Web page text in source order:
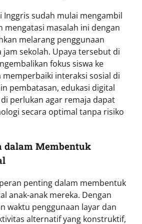
Inggris sudah mulai mengambil
mengatasi masalah ini dengan
melarang penggunaan
sekolah. Upaya tersebut di
fokus siswa ke
interaksi sosial di
pembatasan, edukasi digital
perlukan agar remaja dapat
secara optimal tanpa risiko
dalam Membentuk
penting dalam membentuk
anak-anak mereka. Dengan
waktu penggunaan layar dan
alternatif yang konstruktif,